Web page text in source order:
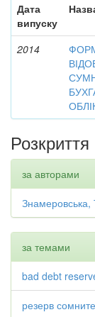
Дата
випуску
2014
Розкриття
за авторами
за темами
bad debt
резерв